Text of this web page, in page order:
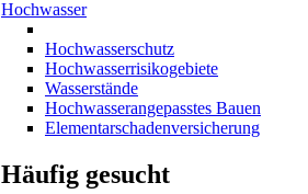
Hochwasser
Hochwasserschutz
Hochwasserrisikogebiete
Wasserstände
Hochwasserangepasstes Bauen
Elementarschadenversicherung
Häufig gesucht